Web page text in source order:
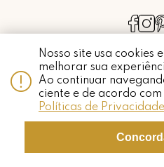
Nosso site usa cookies
melhorar sua
Ao continuar
ciente e de acordo com
Políticas de Privacidade
direitos